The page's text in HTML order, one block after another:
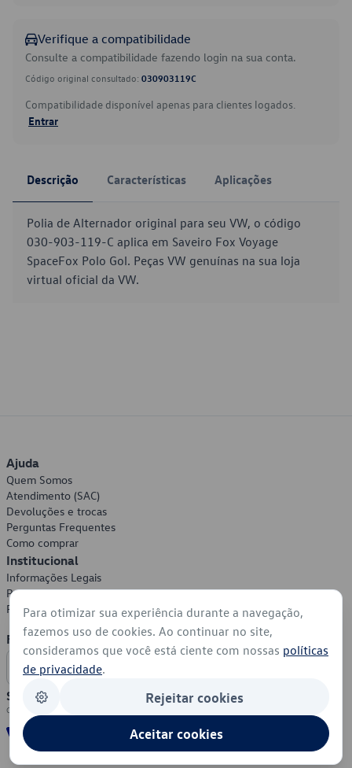
Verifique a compatibilidade
Consulte a compatibilidade fazendo login na sua conta.
Código original consultado: 030903119C
Compatibilidade disponível apenas para clientes logados.
Entrar
Descrição Características Aplicações
Polia de Alternador original para seu VW, o código
030-903-119-C aplica em Saveiro Fox Voyage
SpaceFox Polo Gol. Peças VW genuínas na sua loja
virtual oficial da VW.
Ajuda
Quem Somos
Atendimento (SAC)
Devoluções e trocas
Perguntas Frequentes
Como comprar
Institucional
Informações Legais
Política de Privacidade
Política de Cookies
Formas de Pagamento
Segurança
Para otimizar sua experiência durante a navegação,
fazemos uso de cookies. Ao continuar no site,
consideramos que você está ciente com nossas políticas
de privacidade.
Rejeitar cookies
Aceitar cookies